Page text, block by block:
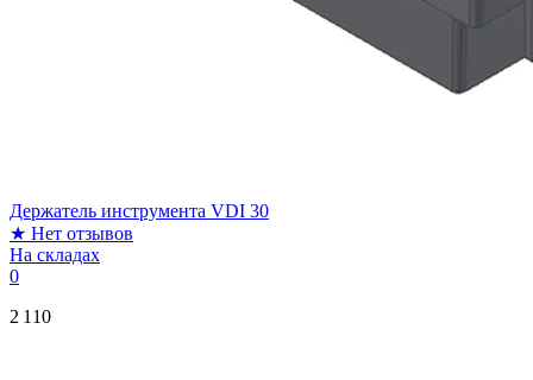
Держатель инструмента VDI 30
★ Нет отзывов
На складах
0
2 110